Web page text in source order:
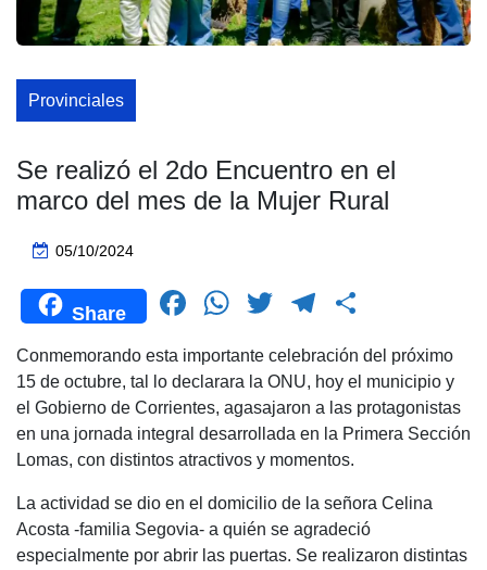
Provinciales
Se realizó el 2do Encuentro en el
marco del mes de la Mujer Rural
05/10/2024
Share
F
c
e
b
o
o
k
W
at
s
A
p
p
T
wi
tt
er
T
el
e
gr
a
m
o
m
p
ar
Conmemorando esta importante celebración del próximo
15 de octubre, tal lo declarara la ONU, hoy el municipio y
el Gobierno de Corrientes, agasajaron a las protagonistas
en una jornada integral desarrollada en la Primera Sección
Lomas, con distintos atractivos y momentos.
La actividad se dio en el domicilio de la señora Celina
Acosta -familia Segovia- a quién se agradeció
especialmente por abrir las puertas. Se realizaron distintas